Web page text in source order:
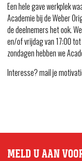
Een hele gave werkplek
Academie bij de Weber
de deelnemers het ook.
en/of vrijdag van 17:00
zondagen hebben we
Interesse? mail je
MELD U AAN